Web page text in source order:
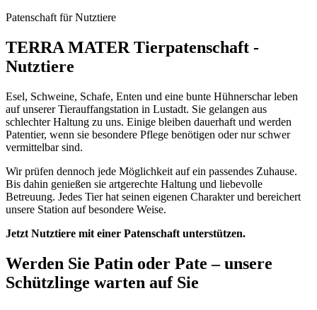
Patenschaft für Nutztiere
TERRA MATER Tierpatenschaft -
Nutztiere
Esel, Schweine, Schafe, Enten und eine bunte Hühnerschar leben
auf unserer Tierauffangstation in Lustadt. Sie gelangen aus
schlechter Haltung zu uns. Einige bleiben dauerhaft und werden
Patentier, wenn sie besondere Pflege benötigen oder nur schwer
vermittelbar sind.
Wir prüfen dennoch jede Möglichkeit auf ein passendes Zuhause.
Bis dahin genießen sie artgerechte Haltung und liebevolle
Betreuung. Jedes Tier hat seinen eigenen Charakter und bereichert
unsere Station auf besondere Weise.
Jetzt Nutztiere mit einer Patenschaft unterstützen.
Werden Sie Patin oder Pate – unsere
Schützlinge warten auf Sie